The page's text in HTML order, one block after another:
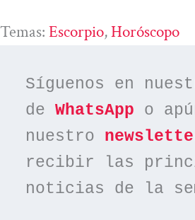
Temas: Escorpio, Horóscopo
Síguenos en
de WhatsApp o
nuestro
recibir las
noticias de la